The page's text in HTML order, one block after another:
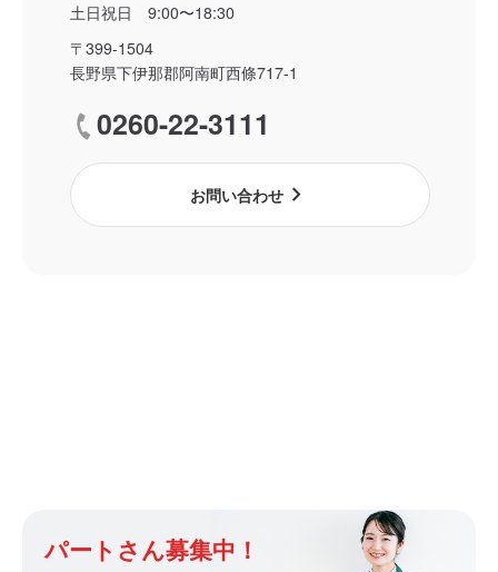
土日祝日 9:00〜18:30
〒399-1504
長野県下伊那郡阿南町西條717-1
call0260-22-3111
お問い合わせchevron_right
パートさん募集中！